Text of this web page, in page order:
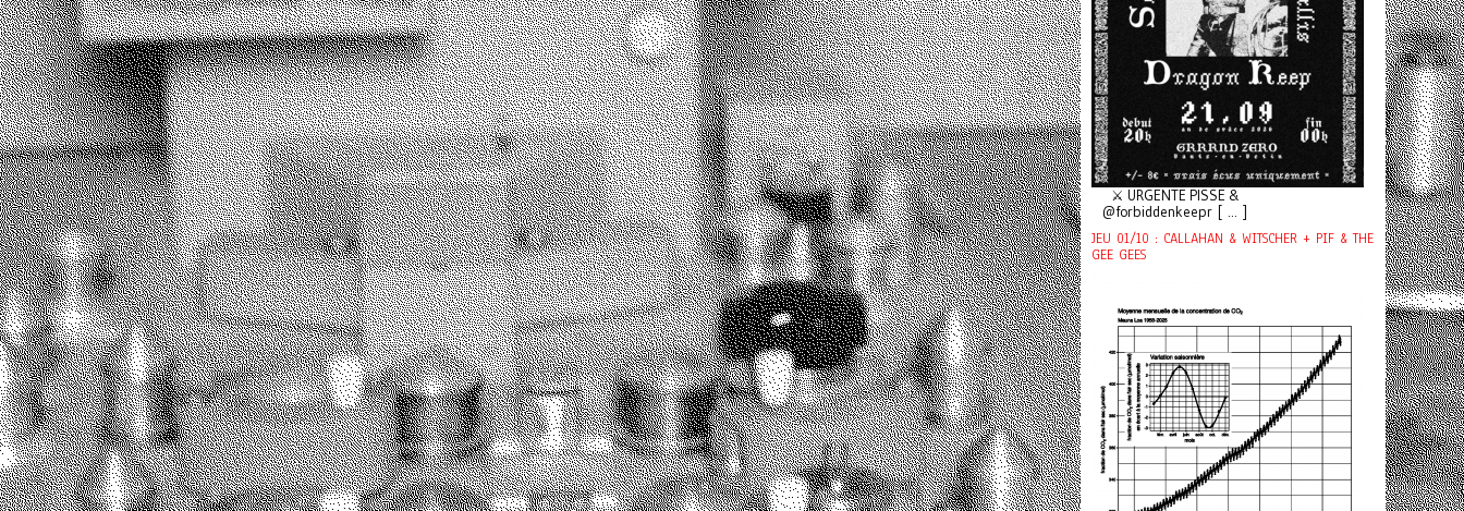
⚔️ URGENTE PISSE &
@forbiddenkeepr [ ... ]
JEU 01/10 : CALLAHAN & WITSCHER + PIF & THE
GEE GEES